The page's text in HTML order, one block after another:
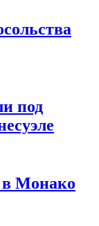
под
в Монако